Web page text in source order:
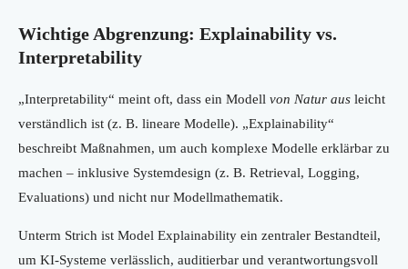
Wichtige Abgrenzung: Explainability vs.
Interpretability
„Interpretability“ meint oft, dass ein Modell von Natur aus leicht
verständlich ist (z. B. lineare Modelle). „Explainability“
beschreibt Maßnahmen, um auch komplexe Modelle erklärbar zu
machen – inklusive Systemdesign (z. B. Retrieval, Logging,
Evaluations) und nicht nur Modellmathematik.
Unterm Strich ist Model Explainability ein zentraler Bestandteil,
um KI-Systeme verlässlich, auditierbar und verantwortungsvoll